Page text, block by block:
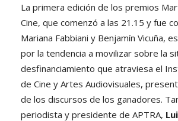
La primera edición de los premios
Cine, que comenzó a las 21.15 y fue
Mariana Fabbiani y Benjamín Vicuña,
por la tendencia a movilizar sobre la
desfinanciamiento que atraviesa el
de Cine y Artes Audiovisuales,
de los discursos de los ganadores.
periodista y presidente de APTRA,